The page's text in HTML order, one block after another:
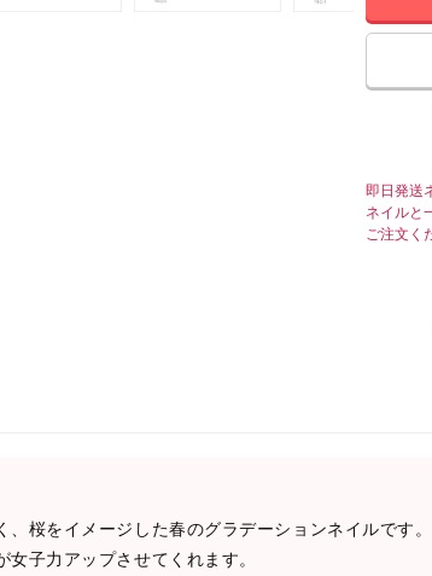
即日発送
ネイルと
ご注文く
桜をイメージした春のグラデーションネイルです。
子力アップさせてくれます。